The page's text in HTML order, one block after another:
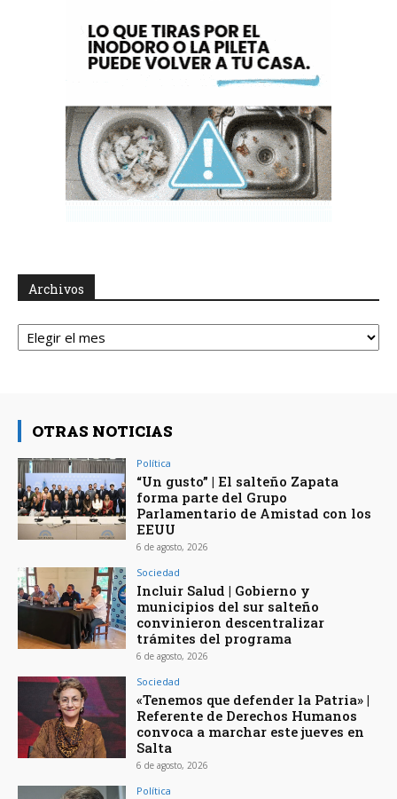
Archivos
Archivos
OTRAS NOTICIAS
Política
“Un gusto” | El salteño Zapata
forma parte del Grupo
Parlamentario de Amistad con los
EEUU
6 de agosto, 2026
Sociedad
Incluir Salud | Gobierno y
municipios del sur salteño
convinieron descentralizar
trámites del programa
6 de agosto, 2026
Sociedad
«Tenemos que defender la Patria» |
Referente de Derechos Humanos
convoca a marchar este jueves en
Salta
6 de agosto, 2026
Política